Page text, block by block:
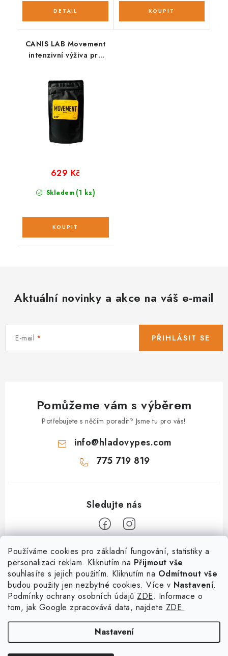
Používáme cookies pro základní fungování, statistiky a
personalizaci reklam. Kliknutím na Přijmout vše
souhlasíte s jejich použitím. Kliknutím na Odmítnout vše
budou použity jen nezbytné cookies. Více v Nastavení.
Podmínky ochrany osobních údajů ZDE. Informace o
tom, jak Google zpracovává data, najdete ZDE.
Nastavení
CANIS LAB Movement
intenzivní výživa pro
Skladem (1 ks)
629 Kč
Aktuální novinky a akce na váš e-mail
E-mail PŘIHLÁSIT SE
Pomůžeme vám s výběrem
Potřebujete s něčím poradit? Jsme tu pro vás!
info@hladovypes.com
775 719 819
Informace
O nás
Kontakty
Výměna, vrácení a reklamace
Služby
PetExpert - pojištění psů
Pujčení paddleboardu a psí plovací vesty
×
výhodnější ceny? Přihlaš
se do našeho věrnostního